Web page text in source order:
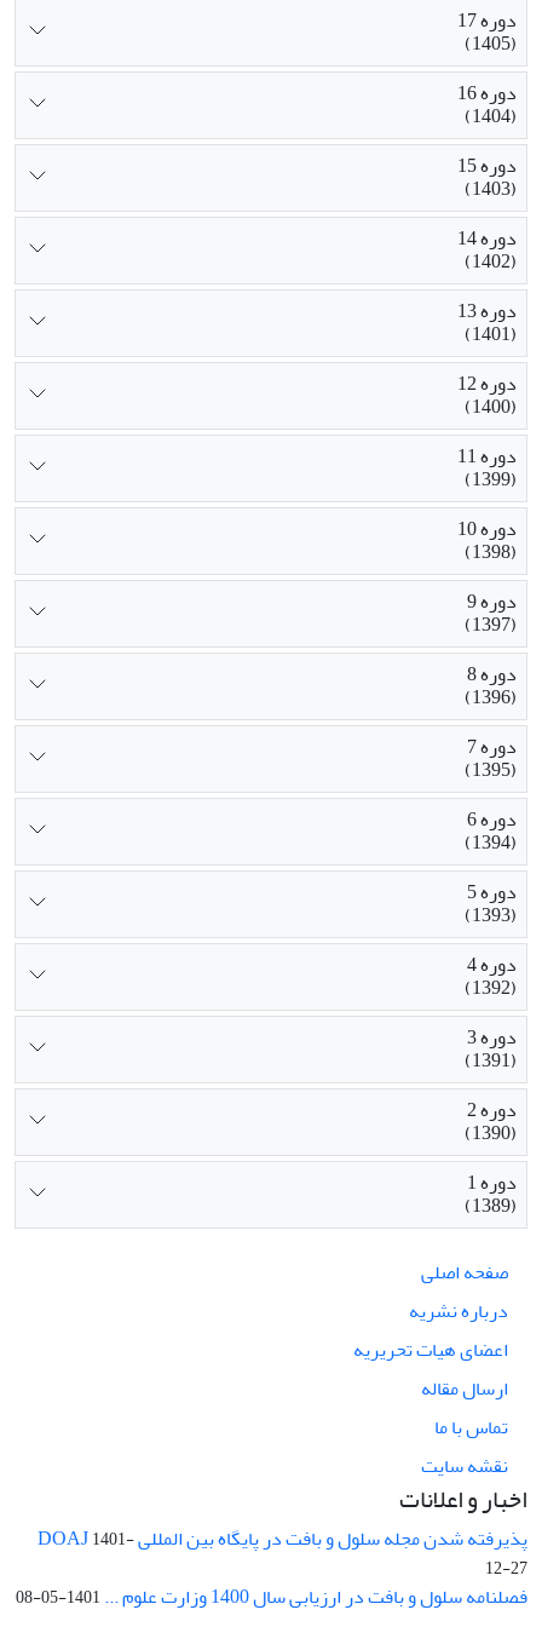
دوره 17
(1405)
دوره 16
(1404)
دوره 15
(1403)
دوره 14
(1402)
دوره 13
(1401)
دوره 12
(1400)
دوره 11
(1399)
دوره 10
(1398)
دوره 9
(1397)
دوره 8
(1396)
دوره 7
(1395)
دوره 6
(1394)
دوره 5
(1393)
دوره 4
(1392)
دوره 3
(1391)
دوره 2
(1390)
دوره 1
(1389)
صفحه اصلی
درباره نشریه
اعضای هیات تحریریه
ارسال مقاله
تماس با ما
نقشه سایت
اخبار و اعلانات
پذیرفته شدن مجله سلول و بافت در پایگاه بین المللی DOAJ1401-
12-27
فصلنامه سلول و بافت در ارزیابی سال 1400 وزارت علوم ... 1401-05-08